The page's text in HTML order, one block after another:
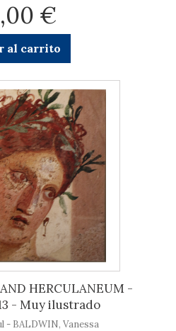
€
al carrito
HERCULANEUM -
- Muy ilustrado
- BALDWIN, Vanessa